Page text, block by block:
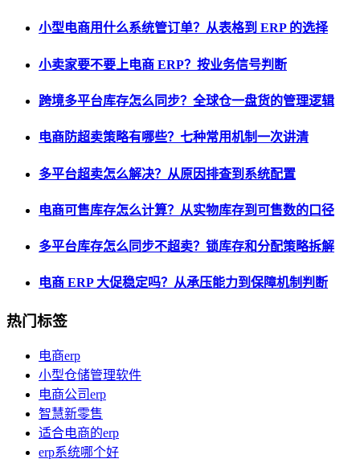
小型电商用什么系统管订单？从表格到 ERP 的选择
小卖家要不要上电商 ERP？按业务信号判断
跨境多平台库存怎么同步？全球仓一盘货的管理逻辑
电商防超卖策略有哪些？七种常用机制一次讲清
多平台超卖怎么解决？从原因排查到系统配置
电商可售库存怎么计算？从实物库存到可售数的口径
多平台库存怎么同步不超卖？锁库存和分配策略拆解
电商 ERP 大促稳定吗？从承压能力到保障机制判断
热门标签
电商erp
小型仓储管理软件
电商公司erp
智慧新零售
适合电商的erp
erp系统哪个好